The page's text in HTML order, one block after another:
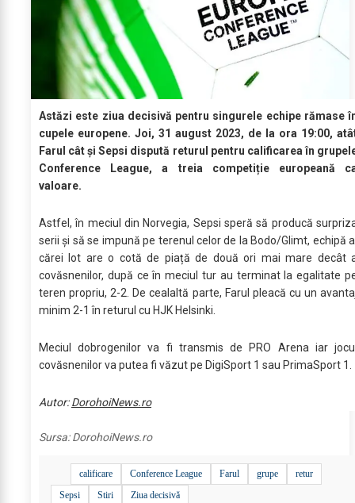
Astăzi este ziua decisivă pentru singurele echipe rămase
cupele europene. Joi, 31 august 2023, de la ora 19:00,
Farul cât și Sepsi dispută returul pentru calificarea în
Conference League, a treia competiție europeană
valoare.
Astfel, în meciul din Norvegia, Sepsi speră să producă
serii și să se impună pe terenul celor de la Bodo/Glimt, echipă
cărei lot are o cotă de piață de două ori mai mare decât
covăsnenilor, după ce în meciul tur au terminat la egalitate
teren propriu, 2-2. De cealaltă parte, Farul pleacă cu un
minim 2-1 în returul cu HJK Helsinki.
Meciul dobrogenilor va fi transmis de PRO Arena iar
covăsnenilor va putea fi văzut pe DigiSport 1 sau PrimaSport 1.
Autor:DorohoiNews.ro
Sursa:DorohoiNews.ro
calificare Conference League Farul grupe
retur
Sepsi
Stiri Ziua decisivă